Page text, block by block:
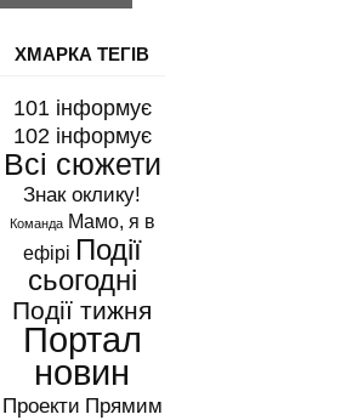
ХМАРКА ТЕГІВ
101 інформує
102 інформує
Всі сюжети
Знак оклику!
Команда Мамо, я в
ефірі Події
сьогодні
Події тижня
Портал
новин
Проекти Прямим